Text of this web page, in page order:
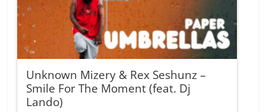
Unknown Mizery & Rex Seshunz –
Smile For The Moment (feat. Dj
Lando)